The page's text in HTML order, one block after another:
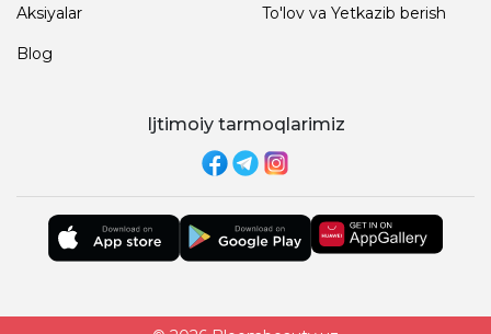
Aksiyalar
Blog
To'lov va Yetkazib berish
Ijtimoiy tarmoqlarimiz